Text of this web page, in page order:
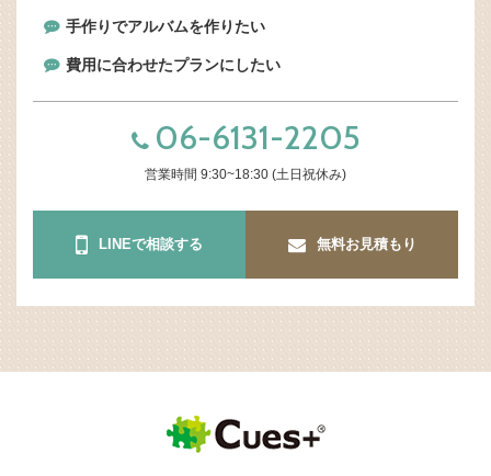
手作りでアルバムを作りたい
費用に合わせたプランにしたい
06-6131-2205
営業時間 9:30~18:30 (土日祝休み)
LINEで相談する 無料お見積もり